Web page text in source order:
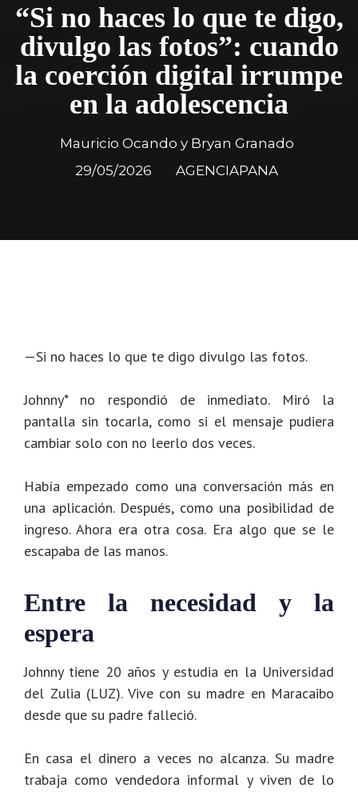
“Si no haces lo que te digo,
divulgo las fotos”: cuando
la coerción digital irrumpe
en la adolescencia
Mauricio Ocando y Bryan Granado
29/05/2026
AGENCIAPANA
—Si no haces lo que te digo divulgo las fotos.
Johnny* no respondió de inmediato. Miró la
pantalla sin tocarla, como si el mensaje pudiera
cambiar solo con no leerlo dos veces.
Había empezado como una conversación más en
una aplicación. Después, como una posibilidad de
ingreso. Ahora era otra cosa. Era algo que se le
escapaba de las manos.
Entre la necesidad y la
espera
Johnny tiene 20 años y estudia en la Universidad
del Zulia (LUZ). Vive con su madre en Maracaibo
desde que su padre falleció.
En casa el dinero a veces no alcanza. Su madre
trabaja como vendedora informal y viven de lo